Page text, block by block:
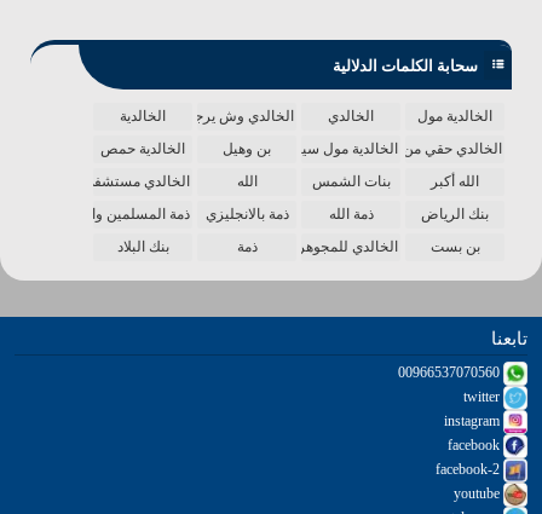
سحابة الكلمات الدلالية
الخالدية مول الخالدي الخالدي وش يرجع
الخالدية
الخالدي حقي من الدنياالخالدية مول سينما بن وهيل
الخالدية حمص
الله أكبر
بنات الشمس الله
الخالدي مستشفى
بنك الرياض
ذمة الله ذمة بالانجليزي
ذمة المسلمين واحدة
بن بست
الخالدي للمجوهرات ذمة بنك البلاد
تابعنا